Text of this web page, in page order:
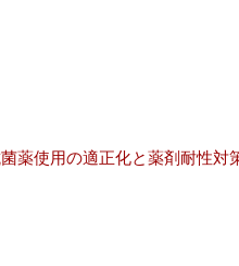
薬使用の適正化と薬剤耐性対